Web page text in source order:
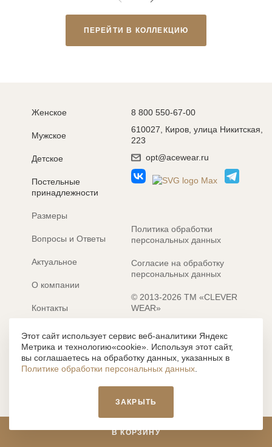
В КОРЗИНУ
ПЕРЕЙТИ В КОЛЛЕКЦИЮ
Женское
Мужское
Детское
Постельные
принадлежности
Размеры
Вопросы и Ответы
Актуальное
О компании
Контакты
Электронные каталоги
8 800 550-67-00
610027, Киров, улица Никитская,
223
opt@acewear.ru
Политика обработки
персональных данных
Согласие на обработку
персональных данных
© 2013-2026 ТМ «CLEVER
WEAR»
Разработка сайта: MACHAON
Все содержание, представленное или отраженное на сайте
https://clever-style.ru, включая, но не ограничиваясь, текстом,
графикой, фотографиями, иллюстрациями и т.д., являются
объектами авторского права, использование которых, без
письменного разрешения администрации и без активной
влечет наложение ответственности с действующим
законодательством РФ.
Этот сайт использует сервис веб-аналитики Яндекс
Метрика и технологию«cookie». Используя этот сайт,
вы соглашаетесь на обработку данных, указанных в
Политике обработки персональных данных
ЗАКРЫТЬ